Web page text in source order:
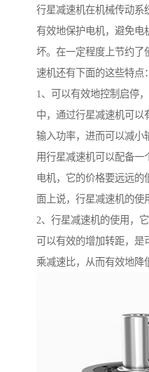
行星减速机在机械传动系
有效地保护电机，避免电
坏。在一定程度上节约了
速机还有下面的这些特点：
1、可以有效地控制启停
中，通过行星减速机可以
输入功率，进而可以减小
用行星减速机可以配备一
电机，它的价格要远远的
面上说，行星减速机的使
2、行星减速机的使用，
可以有效的增加转距，
乘减速比，从而有效地降